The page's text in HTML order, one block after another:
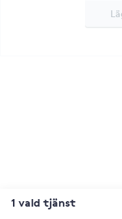
1 vald tjänst